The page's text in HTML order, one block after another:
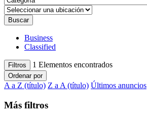
Buscar
Business
Classified
Filtros 1 Elementos encontrados
Ordenar por
A a Z (título) Z a A (título) Últimos anuncios
Más filtros